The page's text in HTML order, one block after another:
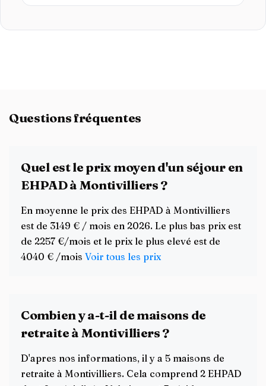
Questions fréquentes
Quel est le prix moyen d'un séjour en
EHPAD à Montivilliers ?
En moyenne le prix des EHPAD à Montivilliers
est de 3149 € / mois en 2026. Le plus bas prix est
de 2257 €/mois et le prix le plus elevé est de
4040 € /mois Voir tous les prix
Combien y a-t-il de maisons de
retraite à Montivilliers ?
D'apres nos informations, il y a 5 maisons de
retraite à Montivilliers. Cela comprend 2 EHPAD